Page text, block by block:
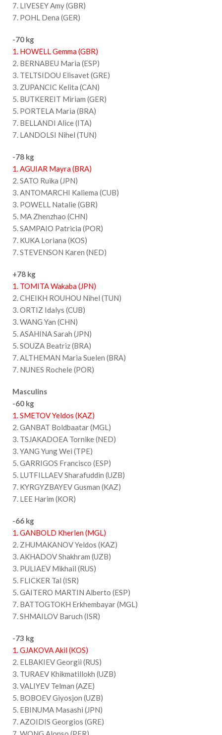
7. LIVESEY Amy (GBR)
7. POHL Dena (GER)
-70 kg
1. HOWELL Gemma (GBR)
2. BERNABEU Maria (ESP)
3. TELTSIDOU Elisavet (GRE)
3. ZUPANCIC Kelita (CAN)
5. BUTKEREIT Miriam (GER)
5. PORTELA Maria (BRA)
7. BELLANDI Alice (ITA)
7. LANDOLSI Nihel (TUN)
-78 kg
1. AGUIAR Mayra (BRA)
2. SATO Ruika (JPN)
3. ANTOMARCHI Kaliema (CUB)
3. POWELL Natalie (GBR)
5. MA Zhenzhao (CHN)
5. SAMPAIO Patricia (POR)
7. KUKA Loriana (KOS)
7. STEVENSON Karen (NED)
+78 kg
1. TOMITA Wakaba (JPN)
2. CHEIKH ROUHOU Nihel (TUN)
3. ORTIZ Idalys (CUB)
3. WANG Yan (CHN)
5. ASAHINA Sarah (JPN)
5. SOUZA Beatriz (BRA)
7. ALTHEMAN Maria Suelen (BRA)
7. NUNES Rochele (POR)
Masculins
-60 kg
1. SMETOV Yeldos (KAZ)
2. GANBAT Boldbaatar (MGL)
3. TSJAKADOEA Tornike (NED)
3. YANG Yung Wei (TPE)
5. GARRIGOS Francisco (ESP)
5. LUTFILLAEV Sharafuddin (UZB)
7. KYRGYZBAYEV Gusman (KAZ)
7. LEE Harim (KOR)
-66 kg
1. GANBOLD Kherlen (MGL)
2. ZHUMAKANOV Yeldos (KAZ)
3. AKHADOV Shakhram (UZB)
3. PULIAEV Mikhail (RUS)
5. FLICKER Tal (ISR)
5. GAITERO MARTIN Alberto (ESP)
7. BATTOGTOKH Erkhembayar (MGL)
7. SHMAILOV Baruch (ISR)
-73 kg
1. GJAKOVA Akil (KOS)
2. ELBAKIEV Georgii (RUS)
3. TURAEV Khikmatillokh (UZB)
3. VALIYEV Telman (AZE)
5. BOBOEV Giyosjon (UZB)
5. EBINUMA Masashi (JPN)
7. AZOIDIS Georgios (GRE)